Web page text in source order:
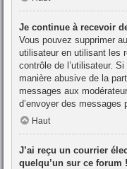
Je continue à recevoir
Vous pouvez supprimer
utilisateur en utilisant les
contrôle de l’utilisateur.
manière abusive de la
messages aux
d’envoyer des messages
Haut
J’ai reçu un courrier
quelqu’un sur ce forum !